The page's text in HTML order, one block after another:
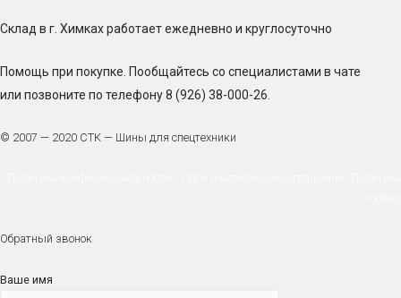
Склад в г. Химках работает ежедневно и круглосуточно
Помощь при покупке. Пообщайтесь со специалистами в чате
или позвоните по телефону 8 (926) 38-000-26.
© 2007 — 2020 СТК — Шины для спецтехники
Обратный звонок
Ваше имя